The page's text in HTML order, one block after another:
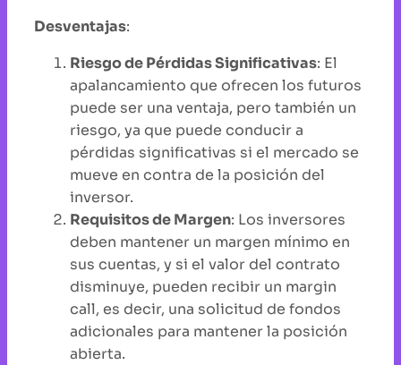
Desventajas:
Riesgo de Pérdidas Significativas: El
apalancamiento que ofrecen los futuros
puede ser una ventaja, pero también un
riesgo, ya que puede conducir a
pérdidas significativas si el mercado se
mueve en contra de la posición del
inversor.
Requisitos de Margen: Los inversores
deben mantener un margen mínimo en
sus cuentas, y si el valor del contrato
disminuye, pueden recibir un margin
call, es decir, una solicitud de fondos
adicionales para mantener la posición
abierta.